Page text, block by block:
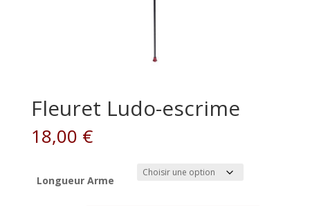
Fleuret Ludo-escrime
18,00 €
Longueur Arme